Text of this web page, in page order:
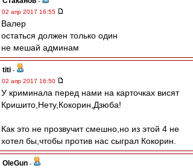
02 апр 2017 16:55
Валер
остаться должен только один
не мешай админам
titi -
02 апр 2017 16:50
У криминала перед нами на карточках висят
Кришито,Нету,Кокорин,Дзюба!
Как это не прозвучит смешно,но из этой 4 не
хотел бы,чтобы против нас сыграл Кокорин.
OleGun -